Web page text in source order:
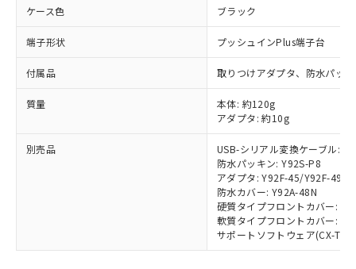
ケース色 ブラック
端子形状 プッシュインPlus端子台
付属品 取りつけアダプタ、防水パッ
質量
本体: 約120g
アダプタ: 約10g
別売品
USB-シリアル変換ケーブル:
防水パッキン: Y92S-P8
アダプタ: Y92F-45/Y92F-49
防水カバー: Y92A-48N
硬質タイプフロントカバー:
軟質タイプフロントカバー:
サポートソフトウェア(CX-
オムロン制御機器販売店や当社販売拠
販売ネットワーク
」をご確認
在庫状況および標準価格結果を当社の
事前の承諾なく第三者に漏洩または開
示しないようお願いします。
マイパーツ機能（部品リスト作成サー
ビス）をご利用いただくには、I-Web
メンバーズにご登録されている必要が
お客様が当ウェブサイト上で当社にご
登録された部品リストについて、当社
および当社の共同利用者が、当社の製
品・サービスに関するお客様との取
引・商談に必要な範囲で利用すること
フタル酸エステル類の４物質については閾値を超える意
図的な使用がないことを確認しています。
部品在庫の切り替え状況などにより、予定
月が前後することがあります。
※3 非含有証明書ダウンロード
下記の非含有証明書をダウンロードするこ
※2 環境保護使用期限
「ｅ」：有害物質（10物質）のすべてが基
準値以下であることを示します。
「10」：通常の使用状況下において有害物
質が外部に漏えいし、環境に深刻な影響を
「－」：未確認です。当社販売部門へお問
ル、化学兵器、生物兵器またはその他
武器並びにこれらの製造装置等に一切
当社は、貴社製品を第三者に販売する
場合は、上記1、2および3の内容を当
該第三者に通知します。また当社は、
販売先および販売に係わる関係者が違
法に輸出するおそれがある場合は、取
り引きをいたしません。
在庫なし(最新の在庫状況につ
いては、お客様のお取引先、ま
たはお客様担当のオムロン制御
機器販売店・当社販売員にご確
受注生産機種、また在庫状況の
情報を公開していない機種